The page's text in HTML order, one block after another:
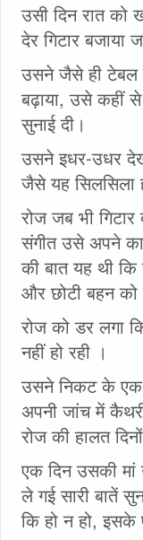
उसी दिन रात
देर गिटार बजाया
उसने जैसे ही टेबल
बढ़ाया, उसे कहीं
सुनाई दी।
उसने इधर-उधर
जैसे यह सिलसिला
रोज जब भी गिटार
संगीत उसे अपने
की बात यह थी
और छोटी बहन को
रोज को डर लगा
नहीं हो रही ।
उसने निकट के एक
अपनी जांच में
रोज की हालत
एक दिन उसकी मां
ले गई सारी बातें
कि हो न हो, इसके